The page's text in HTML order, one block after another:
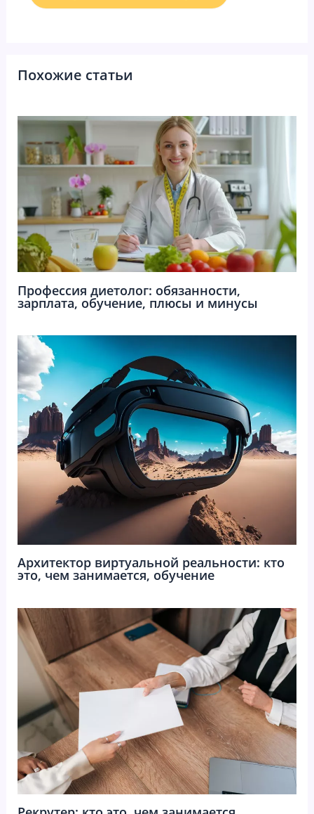
Похожие статьи
Профессия диетолог: обязанности,
зарплата, обучение, плюсы и минусы
Архитектор виртуальной реальности: кто
это, чем занимается, обучение